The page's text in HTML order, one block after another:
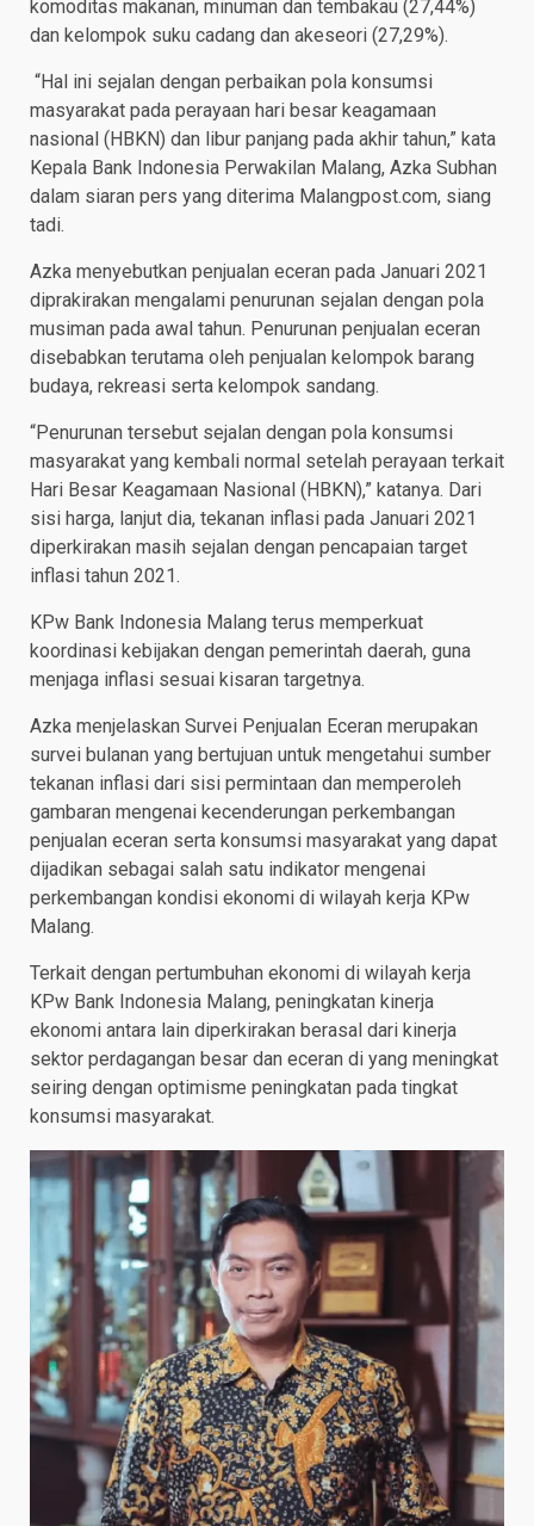
komoditas makanan, minuman dan tembakau (27,44%)
dan kelompok suku cadang dan akeseori (27,29%).
“Hal ini sejalan dengan perbaikan pola konsumsi
masyarakat pada perayaan hari besar keagamaan
nasional (HBKN) dan libur panjang pada akhir tahun,” kata
Kepala Bank Indonesia Perwakilan Malang, Azka Subhan
dalam siaran pers yang diterima Malangpost.com, siang
tadi.
Azka menyebutkan penjualan eceran pada Januari 2021
diprakirakan mengalami penurunan sejalan dengan pola
musiman pada awal tahun. Penurunan penjualan eceran
disebabkan terutama oleh penjualan kelompok barang
budaya, rekreasi serta kelompok sandang.
“Penurunan tersebut sejalan dengan pola konsumsi
masyarakat yang kembali normal setelah perayaan terkait
Hari Besar Keagamaan Nasional (HBKN),” katanya. Dari
sisi harga, lanjut dia, tekanan inflasi pada Januari 2021
diperkirakan masih sejalan dengan pencapaian target
inflasi tahun 2021.
KPw Bank Indonesia Malang terus memperkuat
koordinasi kebijakan dengan pemerintah daerah, guna
menjaga inflasi sesuai kisaran targetnya.
Azka menjelaskan Survei Penjualan Eceran merupakan
survei bulanan yang bertujuan untuk mengetahui sumber
tekanan inflasi dari sisi permintaan dan memperoleh
gambaran mengenai kecenderungan perkembangan
penjualan eceran serta konsumsi masyarakat yang dapat
dijadikan sebagai salah satu indikator mengenai
perkembangan kondisi ekonomi di wilayah kerja KPw
Malang.
Terkait dengan pertumbuhan ekonomi di wilayah kerja
KPw Bank Indonesia Malang, peningkatan kinerja
ekonomi antara lain diperkirakan berasal dari kinerja
sektor perdagangan besar dan eceran di yang meningkat
seiring dengan optimisme peningkatan pada tingkat
konsumsi masyarakat.